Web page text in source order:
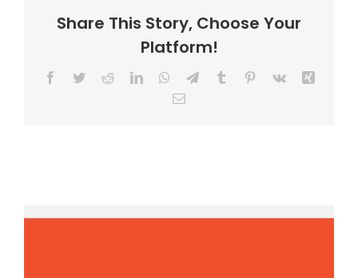
Share This Story, Choose Your
Platform!
Facebook
TwitterRedditLinkedInWhatsApp
TelegramTumblr Pinterest
Vk
Xing
Email